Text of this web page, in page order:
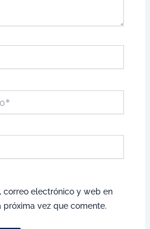
correo electrónico y web en
vez que comente.